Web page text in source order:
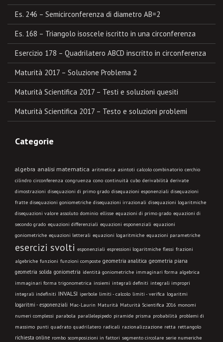
Es. 246 – Semicirconferenza di diametro AB=2
Es. 168 – Triangolo isoscele iscritto in una circonferenza
Esercizio 178 – Quadrilatero ABCD inscritto in circonferenza
Maturità 2017 – Soluzione Problema 2
Maturità Scientifica 2017 – Testi e soluzioni quesiti
Maturità Scientifica 2017 – Testo e soluzioni problemi
Categorie
algebra analisi matematica aritmetica asintoti calcolo combinatorio cerchio
cilindro circonferenza congruenza cono continuità cubo derivabilità derivate
dimostrazioni disequazioni di primo grado disequazioni esponenziali disequazioni
fratte disequazioni goniometriche disequazioni irrazionali disequazioni logaritmiche
disequazioni valore assoluto dominio ellisse equazioni di primo grado equazioni di
secondo grado equazioni differenziali equazioni esponenziali equazioni
goniometriche equazioni letterali equazioni logaritmiche equazioni parametriche
esercizi svolti esponenziali espressioni logaritmiche flessi frazioni
algebriche funzioni funzioni composte geometria analitica geometria piana
geometria solida goniometria identità goniometriche immaginari forma algebrica
immaginari forma trigonometrica insiemi integrali definiti integrali impropri
integrali indefiniti INVALSI iperbole limiti - calcolo limiti - verifica logaritmi
logaritmi - esponenziali Mac-Laurin Maturità Maturità Scientifica 2016 monomi
numeri complessi parabola parallelepipedo piramide prisma probabilità problemi di
massimo punti quadrato quadrilatero radicali razionalizzazione retta rettangolo
richiesta online rombo scomposizioni in fattori segmento circolare serie numeriche